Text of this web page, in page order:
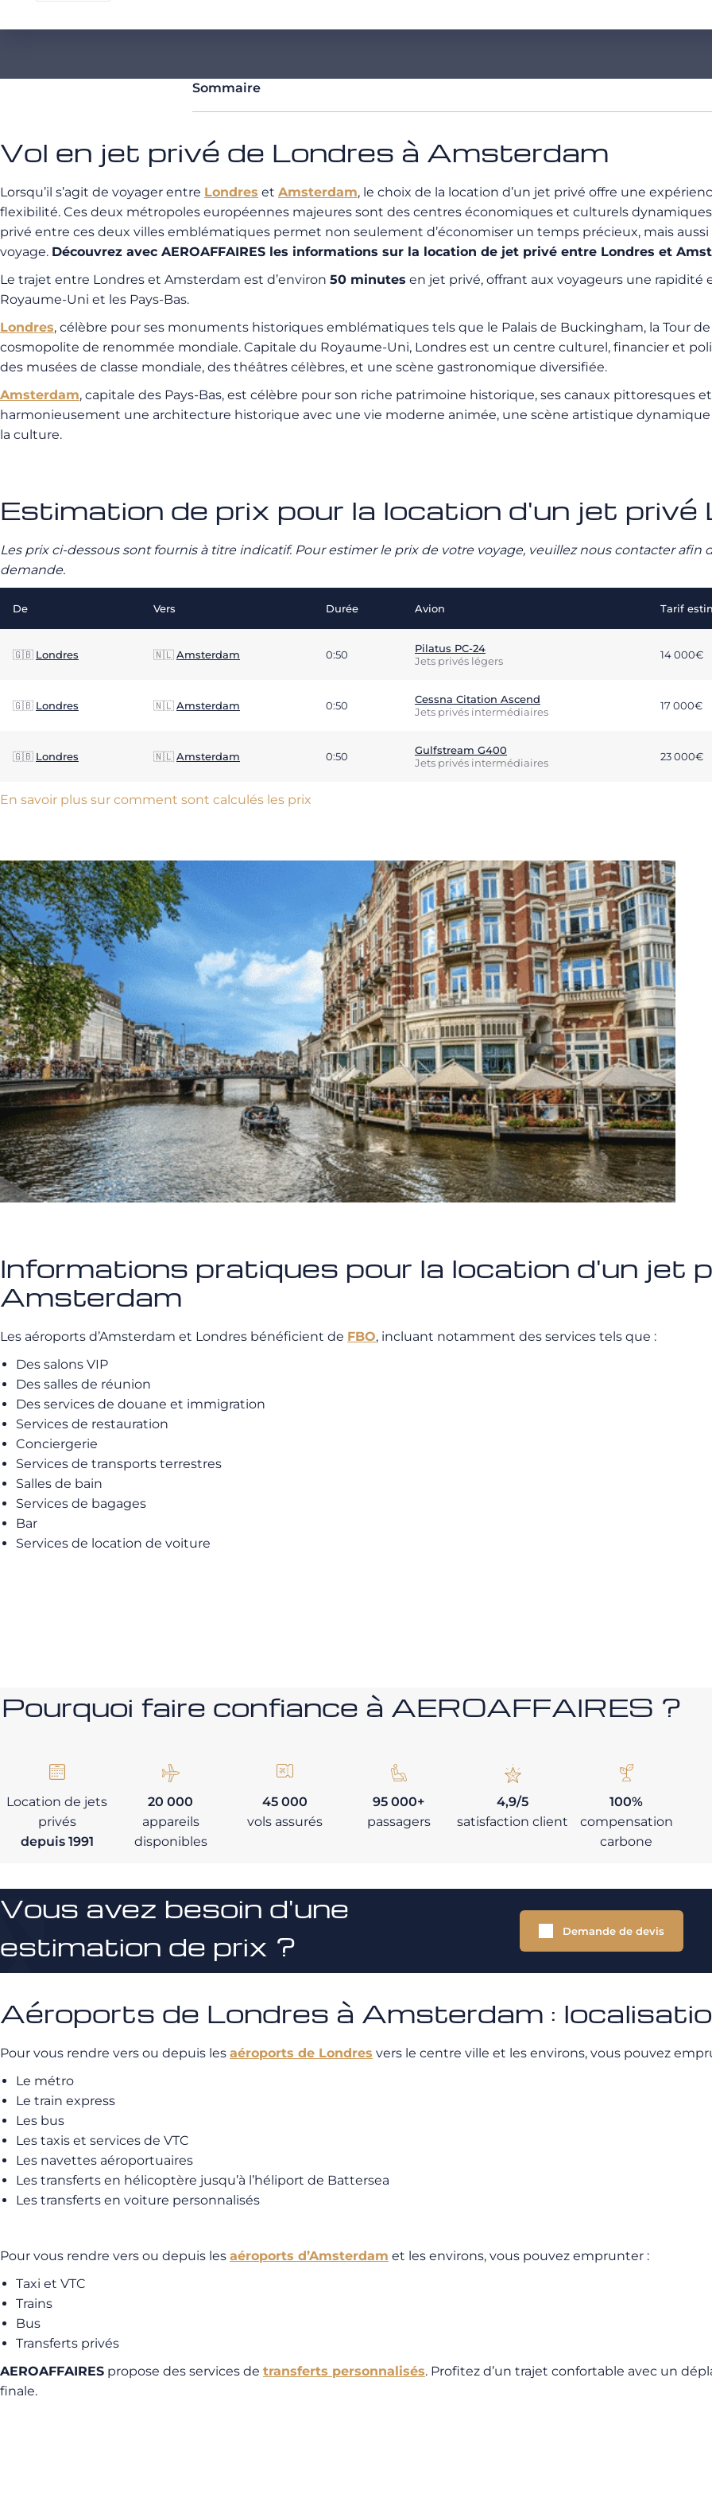
Sommaire
Vol en jet privé de Londres à Amsterdam
Lorsqu’il s’agit de voyager entre Londres et Amsterdam, le choix de la location d’un jet privé offre une
flexibilité. Ces deux métropoles européennes majeures sont des centres économiques et culturels
privé entre ces deux villes emblématiques permet non seulement d’économiser un temps précieux, mais
voyage. Découvrez avec AEROAFFAIRES les informations sur la location de jet privé entre Londres et
Le trajet entre Londres et Amsterdam est d’environ 50 minutes en jet privé, offrant aux voyageurs une
Royaume-Uni et les Pays-Bas.
Londres, célèbre pour ses monuments historiques emblématiques tels que le Palais de Buckingham, la Tour
cosmopolite de renommée mondiale. Capitale du Royaume-Uni, Londres est un centre culturel, financier et
des musées de classe mondiale, des théâtres célèbres, et une scène gastronomique diversifiée.
Amsterdam, capitale des Pays-Bas, est célèbre pour son riche patrimoine historique, ses canaux pittoresques
harmonieusement une architecture historique avec une vie moderne animée, une scène artistique
la culture.
Estimation de prix pour la location d'un jet
Les prix ci-dessous sont fournis à titre indicatif. Pour estimer le prix de votre voyage, veuillez nous contacter
demande.
De Vers Durée Avion Tarif
🇬🇧 Londres 🇳🇱Amsterdam 0:50
Pilatus PC-24
Jets privés légers
14 000€
🇬🇧 Londres 🇳🇱Amsterdam 0:50
Cessna Citation Ascend
Jets privés intermédiaires
17 000€
🇬🇧 Londres 🇳🇱Amsterdam 0:50
Gulfstream G400
Jets privés intermédiaires
23 000€
En savoir plus sur comment sont calculés les prix
Informations pratiques pour la location d'un jet
Amsterdam
Les aéroports d’Amsterdam et Londres bénéficient de FBO, incluant notamment des services tels que :
Des salons VIP
Des salles de réunion
Des services de douane et immigration
Services de restauration
Conciergerie
Services de transports terrestres
Salles de bain
Services de bagages
Bar
Services de location de voiture
Pourquoi faire confiance à AEROAFFAIRES ?
Location de jets
privés
depuis 1991
20 000
appareils
disponibles
45 000
vols assurés
95 000+
passagers
4,9/5
satisfaction client
100%
compensation
carbone
Vous avez besoin d'une
estimation de prix ?
Demande de devis
Aéroports de Londres à Amsterdam :
Pour vous rendre vers ou depuis les aéroports de Londres vers le centre ville et les environs, vous pouvez
Le métro
Le train express
Les bus
Les taxis et services de VTC
Les navettes aéroportuaires
Les transferts en hélicoptère jusqu’à l’héliport de Battersea
Les transferts en voiture personnalisés
Pour vous rendre vers ou depuis les aéroports d’Amsterdam et les environs, vous pouvez emprunter :
Taxi et VTC
Trains
Bus
Transferts privés
AEROAFFAIRES propose des services de transferts personnalisés. Profitez d’un trajet confortable avec un
finale.